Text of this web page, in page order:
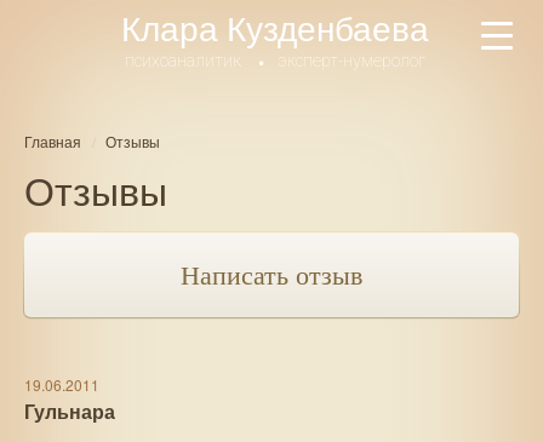
Клара Кузденбаева
психоаналитик эксперт-нумеролог
Главная Отзывы
Отзывы
Написать отзыв
19.06.2011
Гульнара